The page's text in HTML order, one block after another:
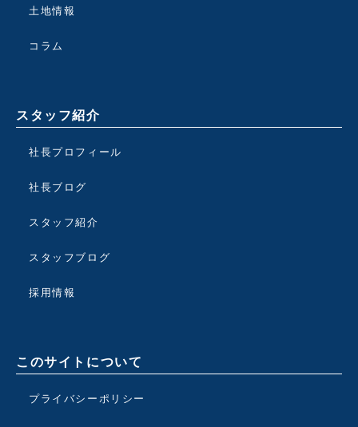
土地情報
コラム
スタッフ紹介
社長プロフィール
社長ブログ
スタッフ紹介
スタッフブログ
採用情報
このサイトについて
プライバシーポリシー